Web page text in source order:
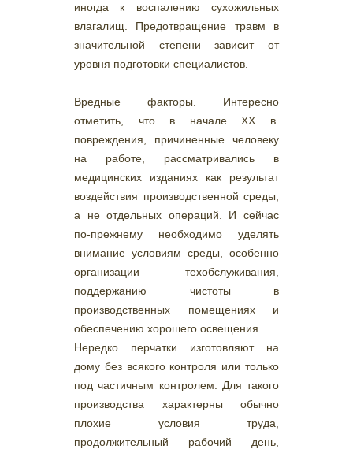
иногда к воспалению сухожильных
влагалищ. Предотвращение травм в
значительной степени зависит от
уровня подготовки специалистов.
Вредные факторы. Интересно
отметить, что в начале XX в.
повреждения, причиненные человеку
на работе, рассматривались в
медицинских изданиях как результат
воздействия производственной среды,
а не отдельных операций. И сейчас
по-прежнему необходимо уделять
внимание условиям среды, особенно
организации техобслуживания,
поддержанию чистоты в
производственных помещениях и
обеспечению хорошего освещения.
Нередко перчатки изготовляют на
дому без всякого контроля или только
под частичным контролем. Для такого
производства характерны обычно
плохие условия труда,
продолжительный рабочий день,